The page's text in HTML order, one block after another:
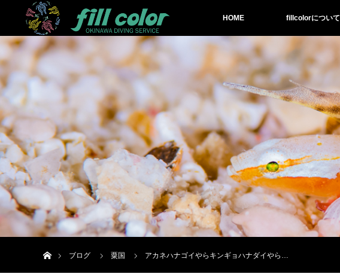
HOME fillcolorについて
ブログ
粟国 アカネハナゴイやらキンギョハナダイやら…